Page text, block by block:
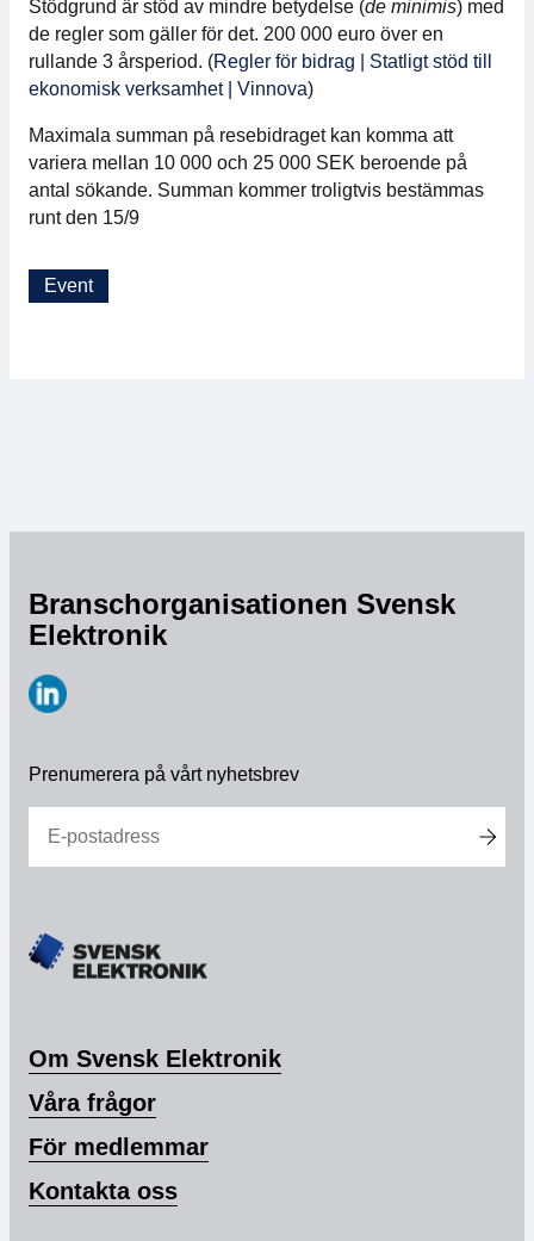
Stödgrund är stöd av mindre betydelse (de minimis) med
de regler som gäller för det. 200 000 euro över en
rullande 3 årsperiod. (Regler för bidrag | Statligt stöd till
ekonomisk verksamhet | Vinnova)
Maximala summan på resebidraget kan komma att
variera mellan 10 000 och 25 000 SEK beroende på
antal sökande. Summan kommer troligtvis bestämmas
runt den 15/9
Event
Branschorganisationen Svensk
Elektronik
Prenumerera på vårt nyhetsbrev
Om Svensk Elektronik
Våra frågor
För medlemmar
Kontakta oss